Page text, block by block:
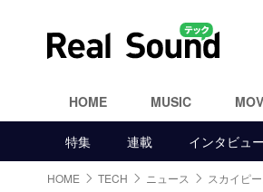
HOME MUSIC
特集 連載 インタビュー
HOME TECH ニュース スカイピ